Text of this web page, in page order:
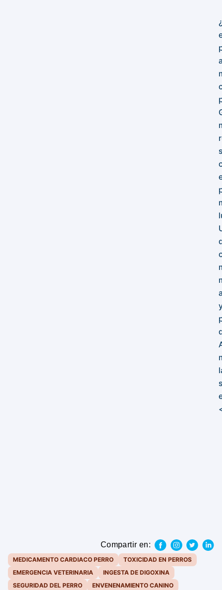
Compartir en:
MEDICAMENTO CARDIACO PERRO
TOXICIDAD EN PERROS
EMERGENCIA VETERINARIA
INGESTA DE DIGOXINA
SEGURIDAD DEL PERRO
ENVENENAMIENTO CANINO